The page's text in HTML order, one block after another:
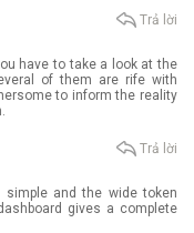
have to take a look at the
of them are rife with
to inform the reality
Trả lời
simple and the wide token
gives a complete
Trả lời